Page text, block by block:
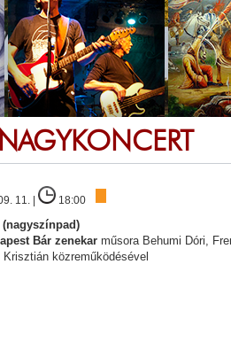
11. | 18:00
(nagyszínpad)
Bár zenekar műsora Behumi Dóri,
közreműködésével